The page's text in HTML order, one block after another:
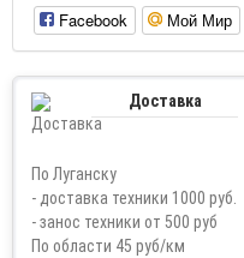
Facebook Мой Мир
Доставка
По Луганску
- доставка техники 1000 руб.
- занос техники от 500 руб
По области 45 руб/км